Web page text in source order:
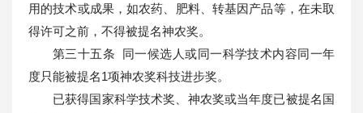
用的技术或成果，如农药、肥料、转基因产品等，在未取
得许可之前，不得被提名神农奖。
第三十五条 同一候选人或同一科学技术内容同一年
度只能被提名1项神农奖科技进步奖。
已获得国家科学技术奖、神农奖或当年度已被提名国